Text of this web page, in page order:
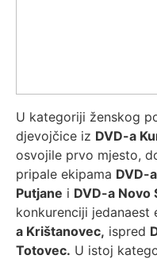
U kategoriji ženskog
djevojčice iz DVD-a
osvojile prvo mjesto,
pripale ekipama DVD-
Putjane i DVD-a Novo
konkurenciji jedanaest
a Krištanovec, ispred
Totovec. U istoj